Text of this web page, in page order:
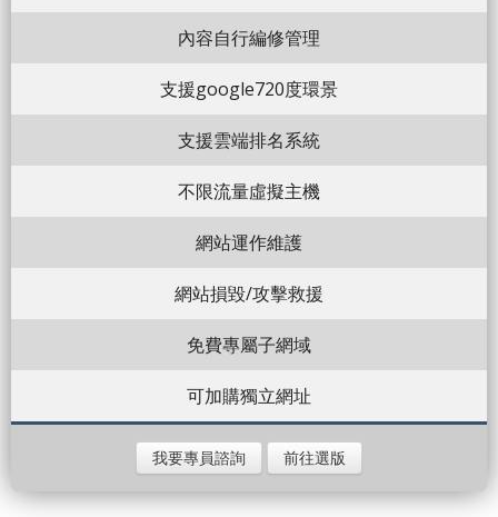
內容自行編修管理
支援google720度環景
支援雲端排名系統
不限流量虛擬主機
網站運作維護
網站損毀/攻擊救援
免費專屬子網域
可加購獨立網址
我要專員諮詢 前往選版